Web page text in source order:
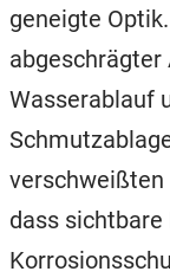
geneigte
Wasserablauf
verschweißten
dass